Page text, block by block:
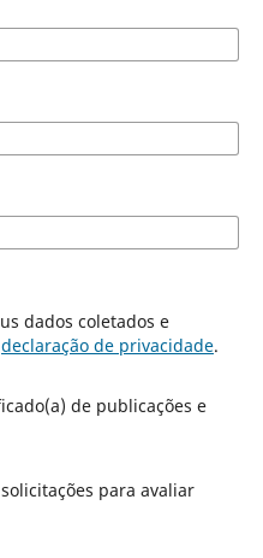
declaração de privacidade.